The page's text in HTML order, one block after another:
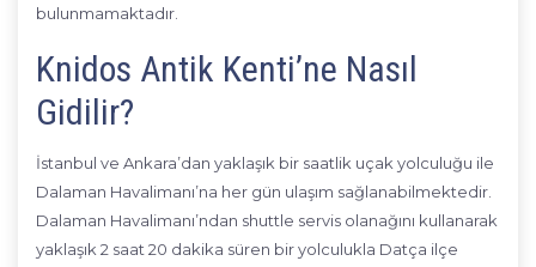
bulunmamaktadır.
Knidos Antik Kenti’ne Nasıl
Gidilir?
İstanbul ve Ankara’dan yaklaşık bir saatlik uçak yolculuğu ile
Dalaman Havalimanı’na her gün ulaşım sağlanabilmektedir.
Dalaman Havalimanı’ndan shuttle servis olanağını kullanarak
yaklaşık 2 saat 20 dakika süren bir yolculukla Datça ilçe